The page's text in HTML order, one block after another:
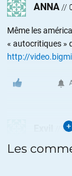
ANNA//
Même les
« autocritiques »
http://
Bravo pour ce
Les